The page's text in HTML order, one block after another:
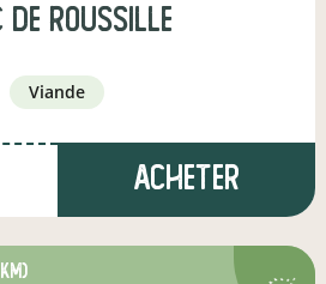
de ROUSSILLE
viande
Acheter